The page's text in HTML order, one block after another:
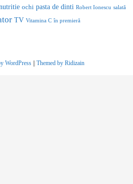
ochi pasta de dinti Robert Ionescu salată
TV Vitamina C în premieră
WordPress ||Themed by Ridizain